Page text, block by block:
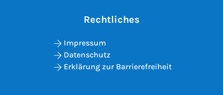
Rechtliches
Impressum
Datenschutz
Erklärung zur Barrierefreiheit